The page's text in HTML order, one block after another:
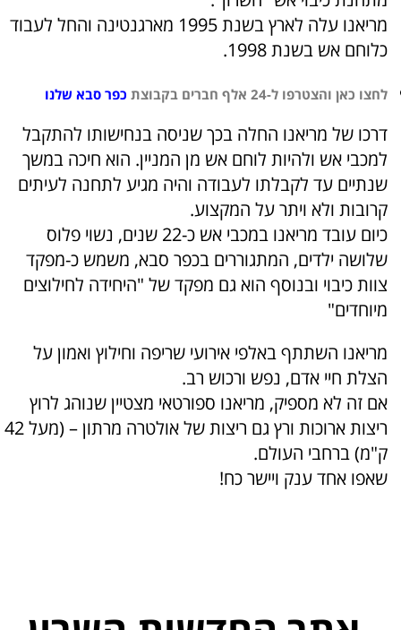
מריאנו עלה לארץ בשנת 1995 מארגנטינה והחל לעבוד
1998.
אלף חברים בקבוצת כפר סבא שלנו
החלה בכך שניסה בנחישותו להתקבל
לוחם אש מן המניין. הוא חיכה במשך
לקבלתו לעבודה והיה מגיע לתחנה לעיתים
ויתר על המקצוע.
כיום עובד מריאנו במכבי אש כ-22 שנים, נשוי פלוס
המתגוררים בכפר סבא, משמש כ-מפקד
ובנוסף הואגם מפקד של "היחידה לחילוצים
באלפי אירועי שריפה וחילוץ ואמון על
נפש ורכוש רב.
מריאנו ספורטאי מצטיין שנוהג לרוץ
ריצות ארוכות ורץ גם ריצות של אולטרה מרתון – (מעל 42
העולם.
ויישר כח!